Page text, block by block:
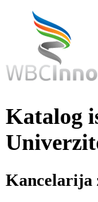
Katalog
Kancelarija